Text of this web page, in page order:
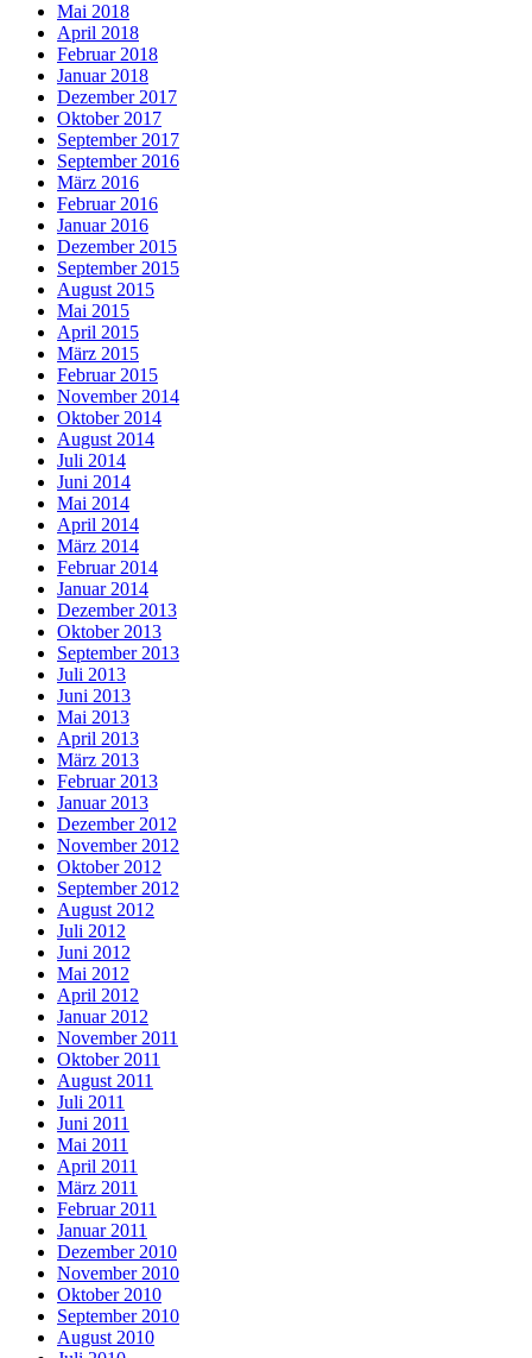
Mai 2018
April 2018
Februar 2018
Januar 2018
Dezember 2017
Oktober 2017
September 2017
September 2016
März 2016
Februar 2016
Januar 2016
Dezember 2015
September 2015
August 2015
Mai 2015
April 2015
März 2015
Februar 2015
November 2014
Oktober 2014
August 2014
Juli 2014
Juni 2014
Mai 2014
April 2014
März 2014
Februar 2014
Januar 2014
Dezember 2013
Oktober 2013
September 2013
Juli 2013
Juni 2013
Mai 2013
April 2013
März 2013
Februar 2013
Januar 2013
Dezember 2012
November 2012
Oktober 2012
September 2012
August 2012
Juli 2012
Juni 2012
Mai 2012
April 2012
Januar 2012
November 2011
Oktober 2011
August 2011
Juli 2011
Juni 2011
Mai 2011
April 2011
März 2011
Februar 2011
Januar 2011
Dezember 2010
November 2010
Oktober 2010
September 2010
August 2010